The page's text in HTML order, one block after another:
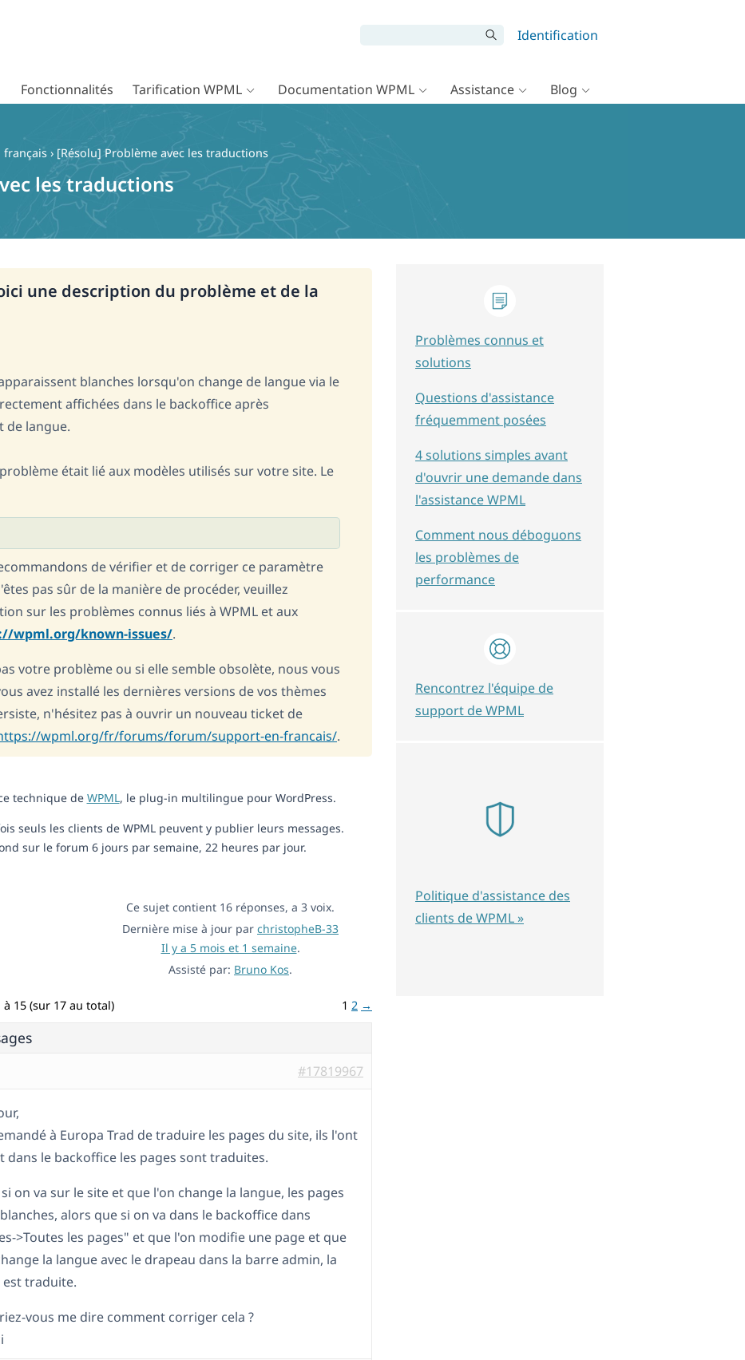
Identification
Fonctionnalités Tarification WPML Documentation WPML Assistance Blog
français › [Résolu] Problème avec les traductions
les traductions
une description du problème et de la
blanches lorsqu'on change de langue via le
affichées dans le backoffice après
de langue.
était lié aux modèles utilisés sur votre site. Le
de vérifier et de corriger ce paramètre
pas sûr de la manière de procéder, veuillez
sur les problèmes connus liés à WPML et aux
wpml.org/known-issues/.
votre problème ou si elle semble obsolète, nous vous
avez installé les dernières versions de vos thèmes
n'hésitez pas à ouvrir un nouveau ticket de
wpml.org/fr/forums/forum/support-en-francais/.
technique de WPML, le plug-in multilingue pour WordPress.
seuls les clients de WPML peuvent y publier leurs messages.
sur le forum 6 jours par semaine, 22 heures par jour.
Ce sujet contient 16 réponses, a 3 voix.
Dernière mise à jour par christopheB-33
Il y a 5 mois et 1 semaine.
Assisté par: Bruno Kos.
15 (sur 17 au total) 1 2 →
#17819967
à Europa Trad de traduire les pages du site, ils l'ont
dans le backoffice les pages sont traduites.
on va sur le site et que l'on change la langue, les pages
alors que si on va dans le backoffice dans
>Toutes les pages" et que l'on modifie une page et que
la langue avec le drapeau dans la barre admin, la
est traduite.
vous me dire comment corriger cela ?
Problèmes connus et
solutions
Questions d'assistance
fréquemment posées
4 solutions simples avant
d'ouvrir une demande dans
l'assistance WPML
Comment nous déboguons
les problèmes de
performance
Rencontrez l'équipe de
support de WPML
Politique d'assistance des
clients de WPML »